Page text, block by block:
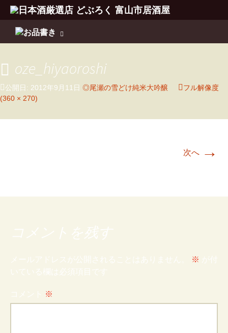
oze_hiyaoroshi
公開日: 2012年9月11日 ◎尾瀬の雪どけ純米大吟醸
フル解像度
(360 × 270)
次へ →
コメントを残す
メールアドレスが公開されることはありません。 ※ が付
いている欄は必須項目です
コメント ※